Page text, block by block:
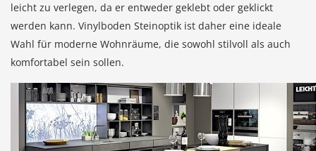
leicht zu verlegen, da er entweder geklebt oder geklickt
werden kann. Vinylboden Steinoptik ist daher eine ideale
Wahl für moderne Wohnräume, die sowohl stilvoll als auch
komfortabel sein sollen.